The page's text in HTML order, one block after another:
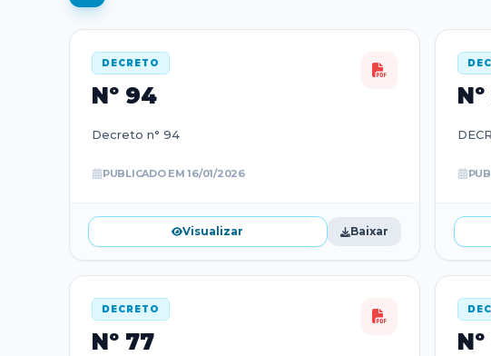
DECRETO
Nº 94
Decreto n° 94
PUBLICADO EM16/01/2026
Visualizar Baixar
Nº
DECRETO
Nº 77 Nº